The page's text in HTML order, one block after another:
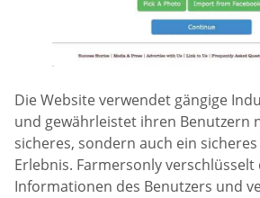
Die Website verwendet gängige
und gewährleistet ihren Benutzern
sicheres, sondern auch ein
Erlebnis. Farmersonly
Informationen des Benutzers und